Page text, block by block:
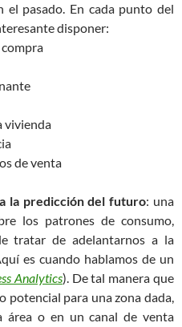
el pasado. En cada punto del
disponer:
vivienda
de venta
la predicción del futuro: una
los patrones de consumo,
tratar de adelantarnos a la
es cuando hablamos de un
Analytics). De tal manera que
potencial para una zona dada,
área o en un canal de venta